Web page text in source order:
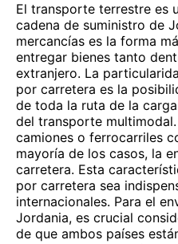
El transporte terrestre es
cadena de suministro de
mercancías es la forma
entregar bienes tanto
extranjero. La
por carretera es la
de toda la ruta de la
del transporte
camiones o ferrocarriles
mayoría de los casos, la
carretera. Esta
por carretera sea
internacionales. Para el
Jordania, es crucial
de que ambos países